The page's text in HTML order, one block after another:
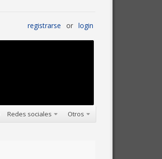
registrarse or login
Redes sociales Otros